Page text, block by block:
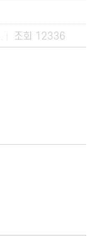
조회 12336